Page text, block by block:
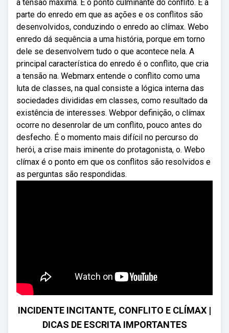
a tensão máxima. É o ponto culminante do conflito. É a
parte do enredo em que as ações e os conflitos são
desenvolvidos, conduzindo o enredo ao clímax. Webo
enredo dá sequência a uma história, porque em torno
dele se desenvolvem tudo o que acontece nela. A
principal característica do enredo é o conflito, que cria
a tensão na. Webmarx entende o conflito como uma
luta de classes, na qual consiste a lógica interna das
sociedades divididas em classes, como resultado da
existência de interesses. Webpor definição, o clímax
ocorre no desenrolar de um conflito, pouco antes do
desfecho. É o momento mais difícil no percurso do
herói, a crise mais iminente do protagonista, o. Webo
clímax é o ponto em que os conflitos são resolvidos e
as perguntas são respondidas.
INCIDENTE INCITANTE, CONFLITO E CLÍMAX |
DICAS DE ESCRITA IMPORTANTES